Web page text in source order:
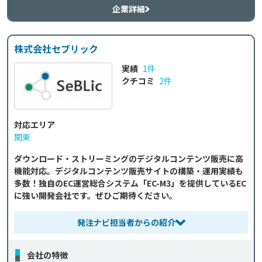
企業詳細
株式会社セブリック
実績 1件
クチコミ 2件
対応エリア
関東
ダウンロード・ストリーミングのデジタルコンテンツ販売に高
機能対応。デジタルコンテンツ販売サイトの構築・運用実績も
多数！独自のEC運営総合システム「EC-M3」を提供しているEC
に強い開発会社です。ぜひご期待ください。
発注ナビ担当者からの紹介
会社の特徴